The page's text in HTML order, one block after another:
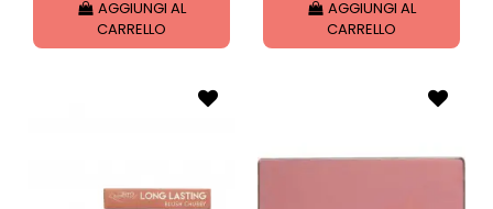
AGGIUNGI AL
CARRELLO
AGGIUNGI AL
CARRELLO